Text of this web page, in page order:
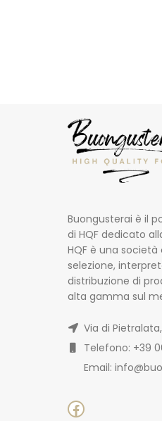
Buongusterai è il
di HQF dedicato
HQF è una società
selezione,
distribuzione di
alta gamma sul
Via di
Telefono: +39
Email: